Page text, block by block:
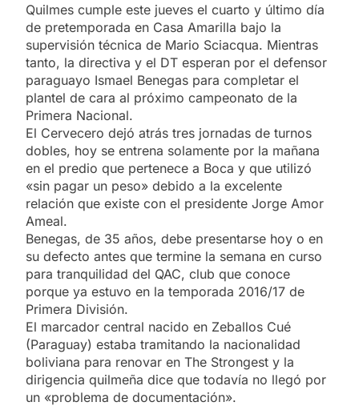
Quilmes cumple este jueves el cuarto y último día
de pretemporada en Casa Amarilla bajo la
supervisión técnica de Mario Sciacqua. Mientras
tanto, la directiva y el DT esperan por el defensor
paraguayo Ismael Benegas para completar el
plantel de cara al próximo campeonato de la
Primera Nacional.
El Cervecero dejó atrás tres jornadas de turnos
dobles, hoy se entrena solamente por la mañana
en el predio que pertenece a Boca y que utilizó
«sin pagar un peso» debido a la excelente
relación que existe con el presidente Jorge Amor
Ameal.
Benegas, de 35 años, debe presentarse hoy o en
su defecto antes que termine la semana en curso
para tranquilidad del QAC, club que conoce
porque ya estuvo en la temporada 2016/17 de
Primera División.
El marcador central nacido en Zeballos Cué
(Paraguay) estaba tramitando la nacionalidad
boliviana para renovar en The Strongest y la
dirigencia quilmeña dice que todavía no llegó por
un «problema de documentación».